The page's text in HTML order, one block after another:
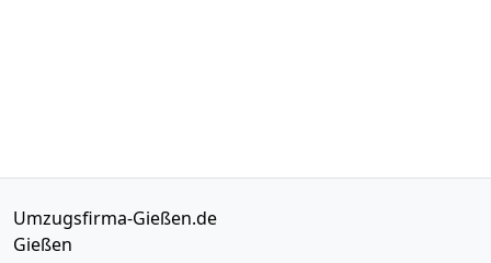
Umzugsfirma-Gießen.de
Gießen